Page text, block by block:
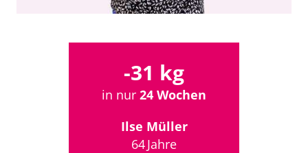
-31 kg
in nur 24 Wochen
Ilse Müller
64 Jahre